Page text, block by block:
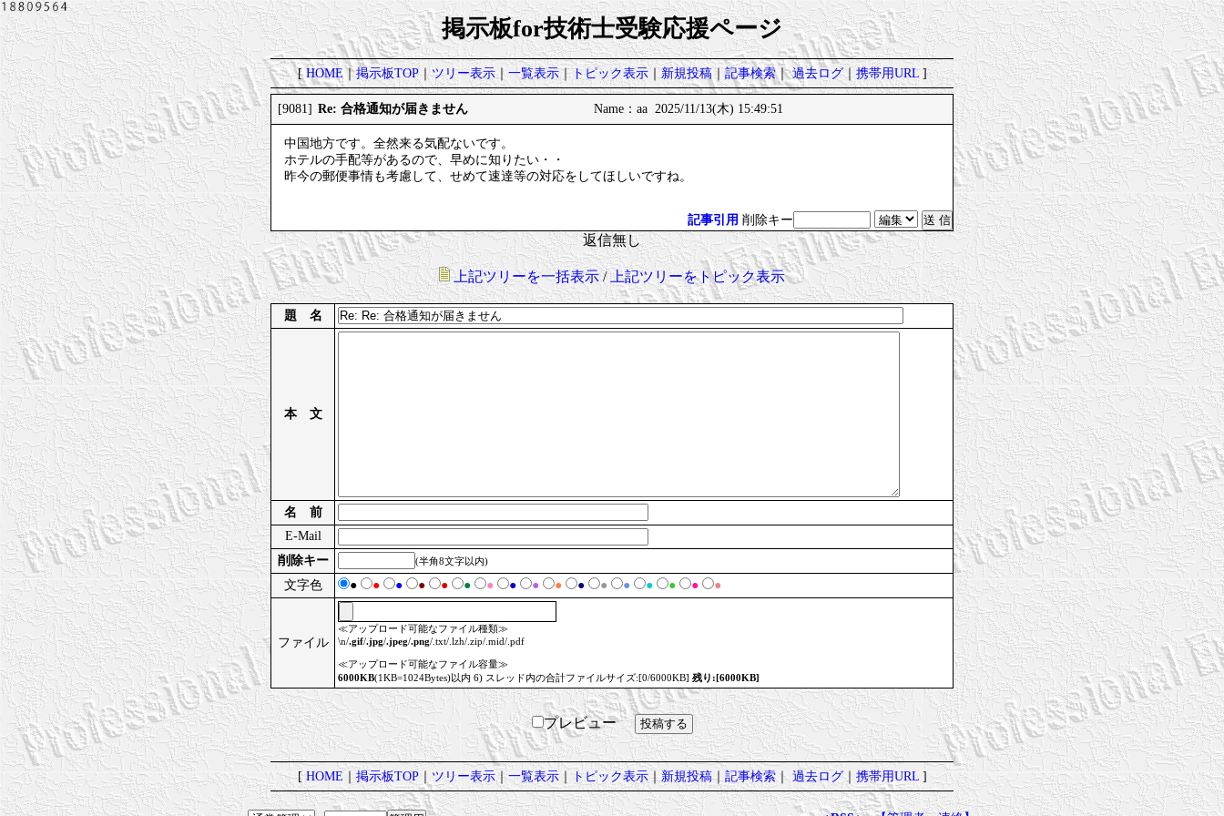
掲示板for技術士受験応援ページ
[HOME｜掲示板TOP｜ツリー表示｜一覧表示｜トピック表示｜新規投稿｜記事検索｜過去ログ｜携帯用URL]
[9081] Re: 合格通知が届きません Name：aa 2025/11/13(木) 15:49:51
中国地方です。全然来る気配ないです。
ホテルの手配等があるので、早めに知りたい・・
昨今の郵便事情も考慮して、せめて速達等の対応をしてほしいですね。
記事引用 削除キー
返信無し
上記ツリーを一括表示/上記ツリーをトピック表示
題 名
本 文
名 前
E-Mail
削除キー
(半角8文字以内)
文字色 ● ● ● ● ● ● ● ● ● ● ● ● ● ● ● ● ●
ファイル
≪アップロード可能なファイル種類≫
\n/.gif/.jpg/.jpeg/.png/.txt/.lzh/.zip/.mid/.pdf
≪アップロード可能なファイル容量≫
6000KB(1KB=1024Bytes)以内 6) スレッド内の合計ファイルサイズ:[0/6000KB] 残り:[6000KB]
プレビュー
[HOME ｜掲示板TOP｜ ツリー表示｜一覧表示｜トピック表示｜ 新規投稿｜ 記事検索｜ 過去ログ｜携帯用URL]